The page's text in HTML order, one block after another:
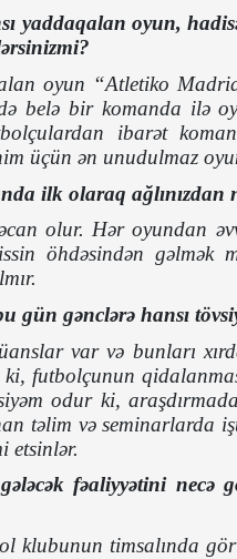
yaddaqalan oyun,
oyun “Atletiko
belə bir komanda ilə
ibarət
üçün ən unudulmaz
ilk olaraq ağlınızdan
olur. Hər oyundan
öhdəsindən
gün gənclərə hansı
var və bunları
futbolçunun
odur ki,
təlim və seminarlarda
etsinlər.
fəaliyyətini necə
klubunun timsalında